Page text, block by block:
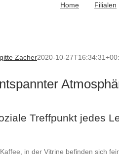
Home Filialen
Zacher2020-10-
Treffpunkt jedes
in der Vitrine befinden sich